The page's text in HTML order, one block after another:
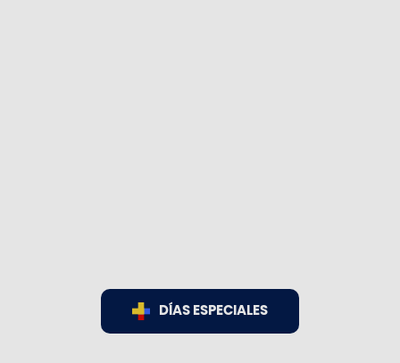
DÍAS ESPECIALES